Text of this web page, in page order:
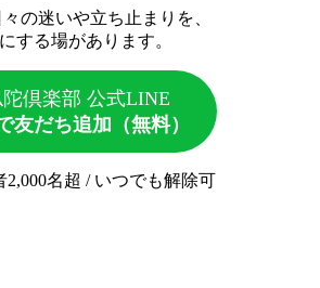
の迷いや立ち止まりを、
する場があります。
倶楽部 公式LINE
友だち追加（無料）
名超 / いつでも解除可